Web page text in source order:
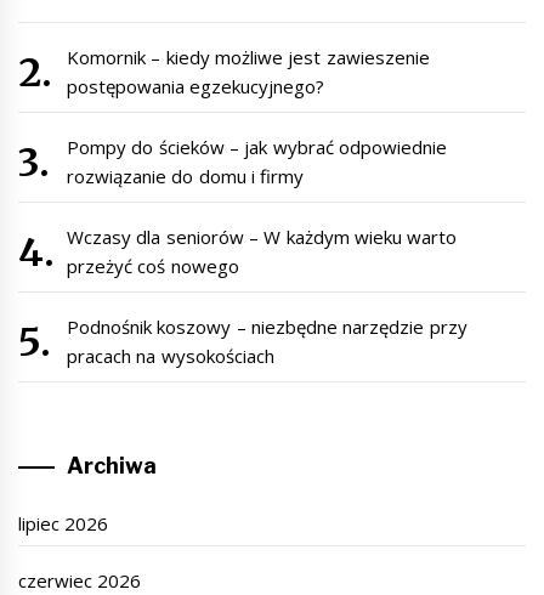
Komornik – kiedy możliwe jest zawieszenie
postępowania egzekucyjnego?
Pompy do ścieków – jak wybrać odpowiednie
rozwiązanie do domu i firmy
Wczasy dla seniorów – W każdym wieku warto
przeżyć coś nowego
Podnośnik koszowy – niezbędne narzędzie przy
pracach na wysokościach
Archiwa
lipiec 2026
czerwiec 2026